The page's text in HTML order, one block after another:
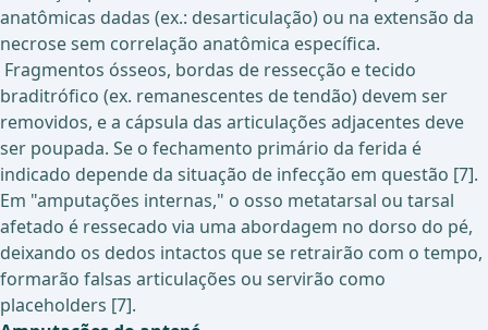
anatômicas dadas (ex.: desarticulação) ou na extensão da
necrose sem correlação anatômica específica.
Fragmentos ósseos, bordas de ressecção e tecido
braditrófico (ex. remanescentes de tendão) devem ser
removidos, e a cápsula das articulações adjacentes deve
ser poupada. Se o fechamento primário da ferida é
indicado depende da situação de infecção em questão [7].
Em "amputações internas," o osso metatarsal ou tarsal
afetado é ressecado via uma abordagem no dorso do pé,
deixando os dedos intactos que se retrairão com o tempo,
formarão falsas articulações ou servirão como
placeholders [7].